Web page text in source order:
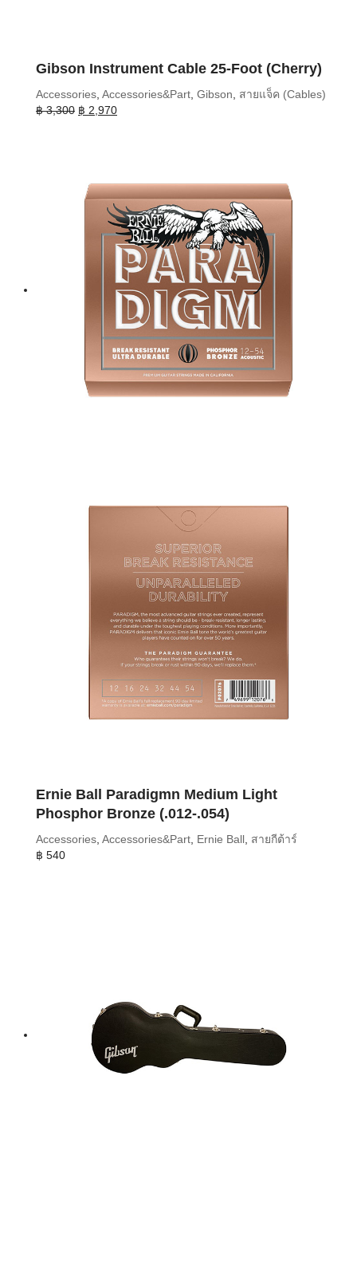
Gibson Instrument Cable 25-Foot (Cherry)
Accessories, Accessories&Part, Gibson, สายแจ็ค (Cables)
฿3,300 Original
฿ 2,970Current
Ernie Ball Paradigmn Medium Light
Phosphor Bronze (.012-.054)
Accessories, Accessories&Part, Ernie Ball, สายกีต้าร์
฿ 540